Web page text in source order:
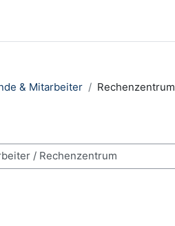
& Mitarbeiter Rechenzentrum